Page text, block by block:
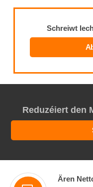
Schreiwt
Reduzéiert den
Ären